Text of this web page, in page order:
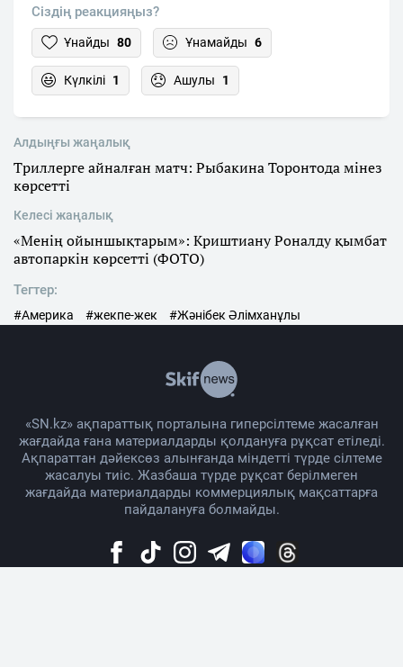
Сіздің реакцияңыз?
Ұнайды 80 Ұнамайды 6
Күлкілі 1 Ашулы 1
Алдыңғы жаңалық
Триллерге айналған матч: Рыбакина Торонтода мінез
көрсетті
Келесі жаңалық
«Менің ойыншықтарым»: Криштиану Роналду қымбат
автопаркін көрсетті (ФОТО)
Тегтер:
#Америка #жекпе-жек #Жәнібек Әлімханұлы
«SN.kz» ақпараттық порталына гиперсілтеме жасалған
жағдайда ғана материалдарды қолдануға рұқсат етіледі.
Ақпараттан дәйексөз алынғанда міндетті түрде сілтеме
жасалуы тиіс. Жазбаша түрде рұқсат берілмеген
жағдайда материалдарды коммерциялық мақсаттарға
пайдалануға болмайды.